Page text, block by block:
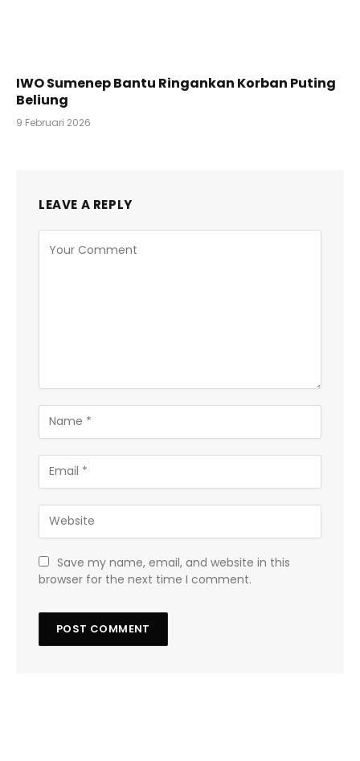
IWO Sumenep Bantu Ringankan Korban Puting
Beliung
9 Februari 2026
LEAVE A REPLY
Save my name, email, and website in this
browser for the next time I comment.